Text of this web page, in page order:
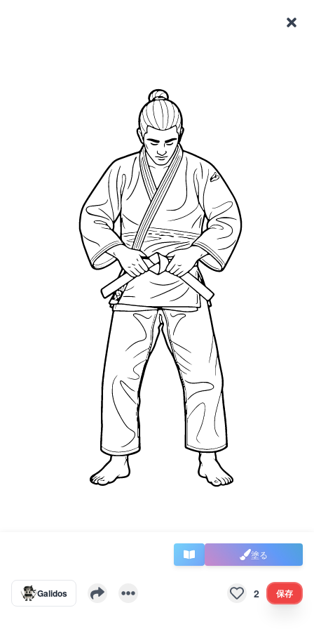
塗る
Galidos 2 保存